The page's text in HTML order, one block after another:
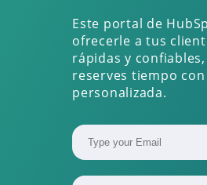
Este portal de
ofrecerle a tus
rápidas y
reserves tiempo
personalizada.